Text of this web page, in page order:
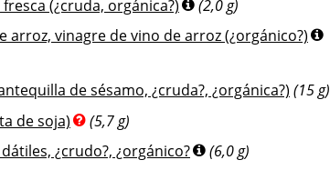
(¿cruda, orgánica?) (2,0 g)
arroz, vinagre de vino de arroz (¿orgánico?)
de sésamo, ¿cruda?, ¿orgánica?) (15 g)
de soja)
(5,7 g)
¿crudo?, ¿orgánico?
(6,0 g)